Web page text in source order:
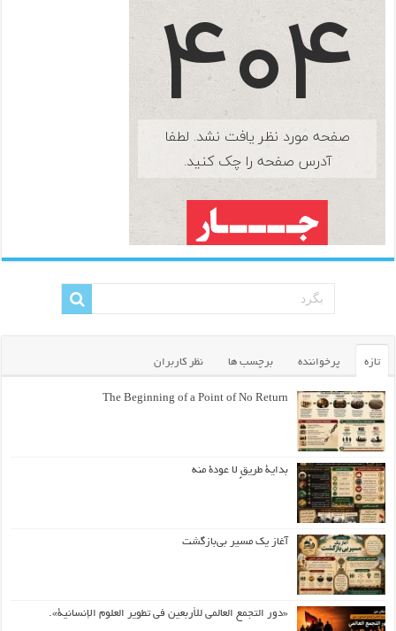
تازه پرخواننده برچسب ها نظر کاربران
The Beginning of a Point of No Return
بداية طريقٍ لا عودة منه
آغاز یک مسیر بی‌بازگشت
«دور التجمع العالمي للأربعين في تطوير العلوم الإنسانية».